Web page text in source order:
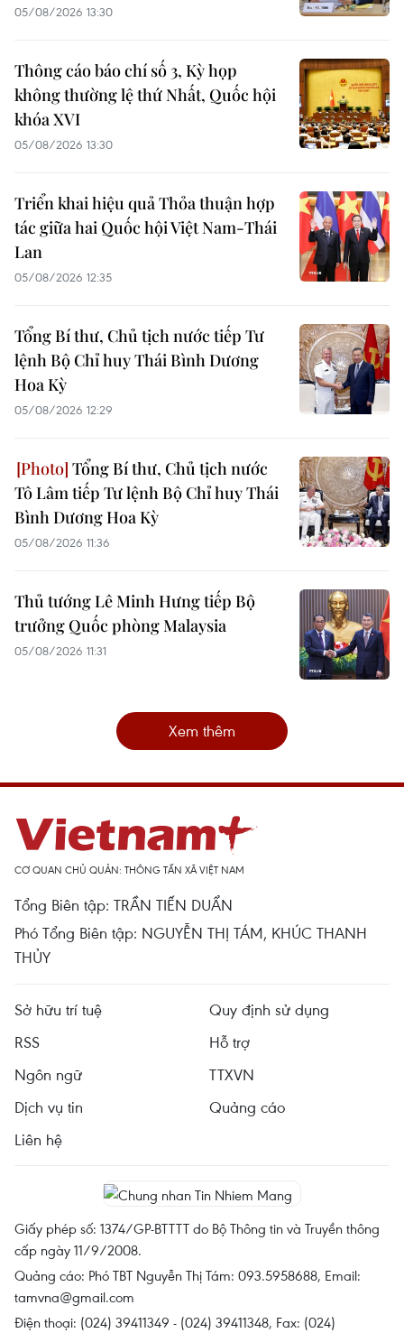
05/08/2026 13:30
Thông cáo báo chí số 3, Kỳ họp
không thường lệ thứ Nhất, Quốc hội
khóa XVI
05/08/2026 13:30
Triển khai hiệu quả Thỏa thuận hợp
tác giữa hai Quốc hội Việt Nam-Thái
Lan
05/08/2026 12:35
Tổng Bí thư, Chủ tịch nước tiếp Tư
lệnh Bộ Chỉ huy Thái Bình Dương
Hoa Kỳ
05/08/2026 12:29
Tổng Bí thư, Chủ tịch nước
Tô Lâm tiếp Tư lệnh Bộ Chỉ huy Thái
Bình Dương Hoa Kỳ
05/08/2026 11:36
Thủ tướng Lê Minh Hưng tiếp Bộ
trưởng Quốc phòng Malaysia
05/08/2026 11:31
Xem thêm
CƠ QUAN CHỦ QUẢN: THÔNG TẤN XÃ VIỆT NAM
Tổng Biên tập: TRẦN TIẾN DUẨN
Phó Tổng Biên tập: NGUYỄN THỊ TÁM, KHÚC THANH
THỦY
Sở hữu trí tuệ
Quy định sử dụng
RSS
Hỗ trợ
Ngôn ngữ
TTXVN
Dịch vụ tin
Quảng cáo
Liên hệ
Giấy phép số: 1374/GP-BTTTT do Bộ Thông tin và Truyền thông
cấp ngày 11/9/2008.
Quảng cáo: Phó TBT Nguyễn Thị Tám: 093.5958688, Email:
tamvna@gmail.com
Điện thoại: (024) 39411349 - (024) 39411348, Fax: (024)